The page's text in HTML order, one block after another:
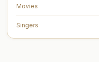
Movies
Singers